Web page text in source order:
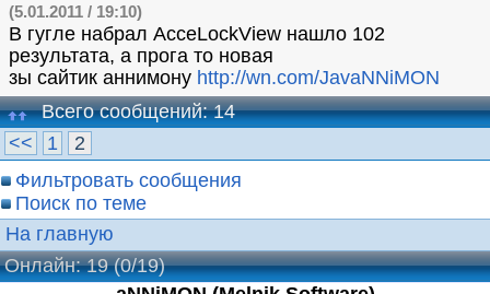
(5.01.2011 / 19:10)
В гугле набрал AcceLockView нашло 102
результата, а прога то новая
зы сайтик аннимону http://wn.com/JavaNNiMON
Всего сообщений: 14
<<
1
2
Фильтровать сообщения
Поиск по теме
На главную
Онлайн: 19(0/19)